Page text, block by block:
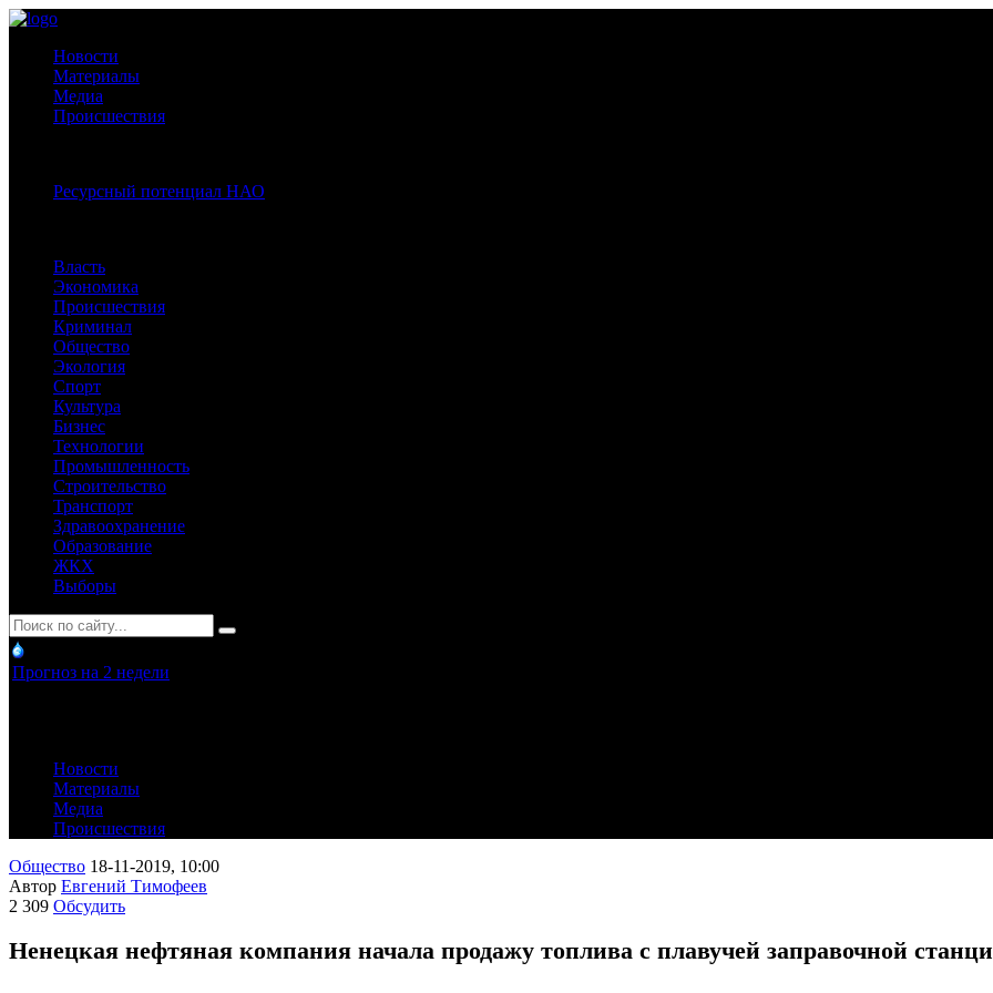
Новости
Материалы
Медиа
Происшествия
Ресурсный потенциал НАО
Власть
Экономика
Происшествия
Криминал
Общество
Экология
Спорт
Культура
Бизнес
Технологии
Промышленность
Строительство
Транспорт
Здравоохранение
Образование
ЖКХ
Выборы
Прогноз на 2 недели
Новости
Материалы
Медиа
Происшествия
Общество 18-11-2019, 10:00
Автор Евгений Тимофеев
2 309 Обсудить
Ненецкая нефтяная компания начала продажу топлива с плавучей заправочной